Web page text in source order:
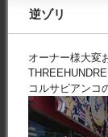
逆ゾリ
オーナー様大変
コルサビアンコ